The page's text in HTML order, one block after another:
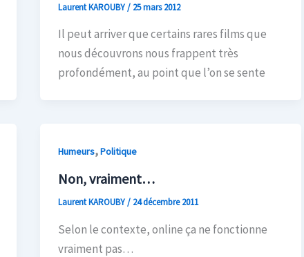
Laurent KAROUBY/ 25 mars 2012
Il peut arriver que certains rares films que
nous découvrons nous frappent très
profondément, au point que l’on se sente
Humeurs,Politique
Non, vraiment…
Laurent KAROUBY/ 24 décembre 2011
Selon le contexte, online ça ne fonctionne
vraiment pas…